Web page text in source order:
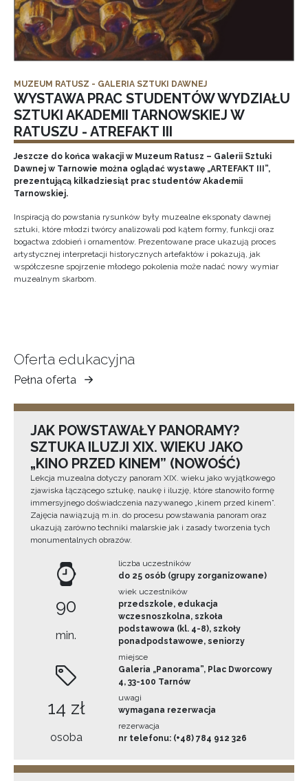
MUZEUM RATUSZ - GALERIA SZTUKI DAWNEJ
WYSTAWA PRAC STUDENTÓW WYDZIAŁU
SZTUKI AKADEMII TARNOWSKIEJ W
RATUSZU - ATREFAKT III
Jeszcze do końca wakacji w Muzeum Ratusz – Galerii Sztuki
Dawnej w Tarnowie można oglądać wystawę „ARTEFAKT III”,
prezentującą kilkadziesiąt prac studentów Akademii
Tarnowskiej.
Inspiracją do powstania rysunków były muzealne eksponaty dawnej
sztuki, które młodzi twórcy analizowali pod kątem formy, funkcji oraz
bogactwa zdobień i ornamentów. Prezentowane prace ukazują proces
artystycznej interpretacji historycznych artefaktów i pokazują, jak
współczesne spojrzenie młodego pokolenia może nadać nowy wymiar
muzealnym skarbom.
Oferta edukacyjna
Pełna oferta
Muzeum
Ziemi
JAK POWSTAWAŁY PANORAMY?
SZTUKA ILUZJI XIX. WIEKU JAKO
„KINO PRZED KINEM” (NOWOŚĆ)
Lekcja muzealna dotyczy panoram XIX. wieku jako wyjątkowego
zjawiska łączącego sztukę, naukę i iluzję, które stanowiło formę
immersyjnego doświadczenia nazywanego „kinem przed kinem”.
Zajęcia nawiązują m.in. do procesu powstawania panoram oraz
ukazują zarówno techniki malarskie jak i zasady tworzenia tych
monumentalnych obrazów.
90
min.
14 zł
osoba
liczba uczestników
do 25 osób (grupy zorganizowane)
wiek uczestników
przedszkole, edukacja
wczesnoszkolna, szkoła
podstawowa (kl. 4-8), szkoły
ponadpodstawowe, seniorzy
miejsce
Galeria „Panorama”, Plac Dworcowy
4, 33-100 Tarnów
uwagi
wymagana rezerwacja
rezerwacja
nr telefonu: (+48) 784 912 326